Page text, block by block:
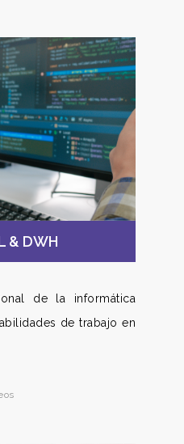
& DWH
de la informática
de trabajo en